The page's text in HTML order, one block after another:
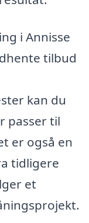
i Annisse
tilbud
kan du
passer til
er også en
tidligere
et